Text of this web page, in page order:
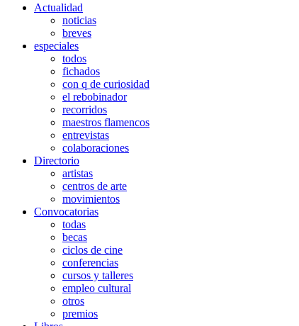
Actualidad
noticias
breves
especiales
todos
fichados
con q de curiosidad
el rebobinador
recorridos
maestros flamencos
entrevistas
colaboraciones
Directorio
artistas
centros de arte
movimientos
Convocatorias
todas
becas
ciclos de cine
conferencias
cursos y talleres
empleo cultural
otros
premios